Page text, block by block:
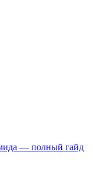
— полный гайд